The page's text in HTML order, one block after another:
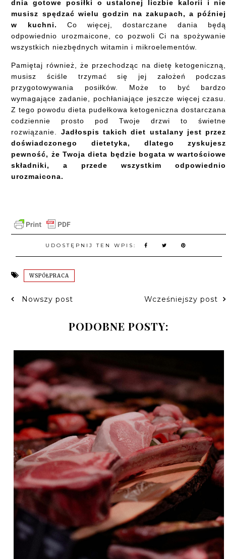
dnia gotowe posiłki o ustalonej liczbie kalorii i nie
musisz spędzać wielu godzin na zakupach, a później
w kuchni. Co więcej, dostarczane dania będą
odpowiednio urozmaicone, co pozwoli Ci na spożywanie
wszystkich niezbędnych witamin i mikroelementów.
Pamiętaj również, że przechodząc na dietę ketogeniczną,
musisz ściśle trzymać się jej założeń podczas
przygotowywania posiłków. Może to być bardzo
wymagające zadanie, pochłaniające jeszcze więcej czasu.
Z tego powodu dieta pudełkowa ketogeniczna dostarczana
codziennie prosto pod Twoje drzwi to świetne
rozwiązanie. Jadłospis takich diet ustalany jest przez
doświadczonego dietetyka, dlatego zyskujesz
pewność, że Twoja dieta będzie bogata w wartościowe
składniki, a przede wszystkim odpowiednio
urozmaicona.
UDOSTĘPNIJ TEN WPIS:
WSPÓŁPRACA
Nowszy post Wcześniejszy post
PODOBNE POSTY: